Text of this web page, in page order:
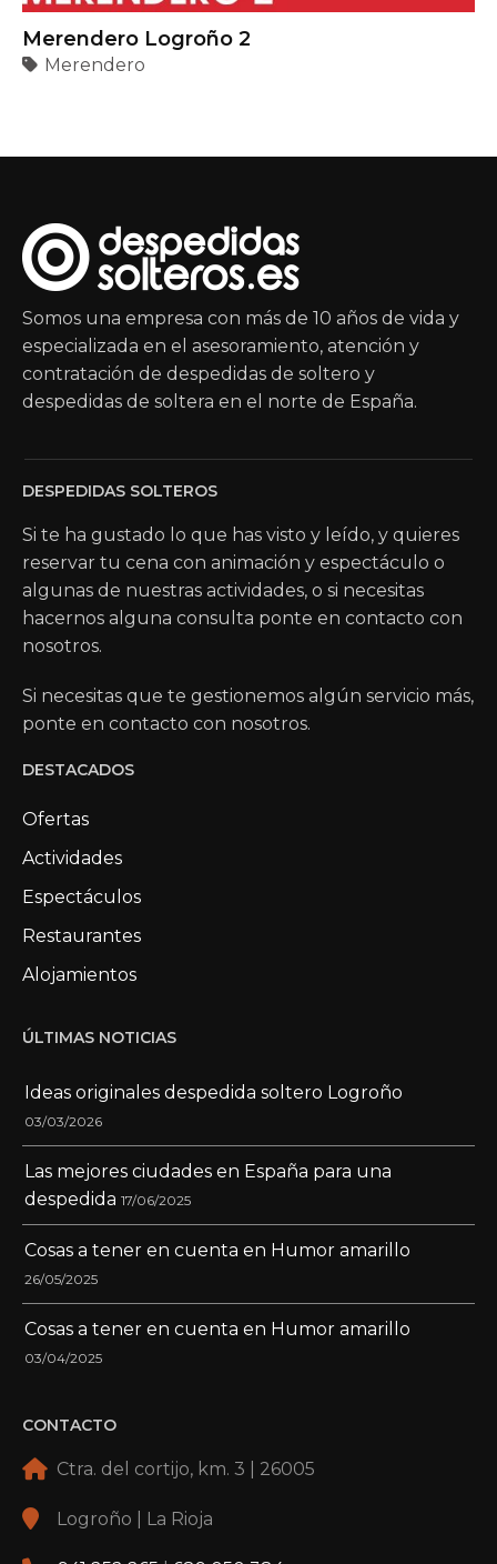
Merendero Logroño 2
Merendero
Somos una empresa con más de 10 años de vida y
especializada en el asesoramiento, atención y
contratación de despedidas de soltero y
despedidas de soltera en el norte de España.
DESPEDIDAS SOLTEROS
Si te ha gustado lo que has visto y leído, y quieres
reservar tu cena con animación y espectáculo o
algunas de nuestras actividades, o si necesitas
hacernos alguna consulta ponte en contacto con
nosotros.
Si necesitas que te gestionemos algún servicio más,
ponte en contacto con nosotros.
DESTACADOS
Ofertas
Actividades
Espectáculos
Restaurantes
Alojamientos
ÚLTIMAS NOTICIAS
Ideas originales despedida soltero Logroño
03/03/2026
Las mejores ciudades en España para una
despedida 17/06/2025
Cosas a tener en cuenta en Humor amarillo
26/05/2025
Cosas a tener en cuenta en Humor amarillo
03/04/2025
CONTACTO
Ctra. del cortijo, km. 3 | 26005
Logroño | La Rioja